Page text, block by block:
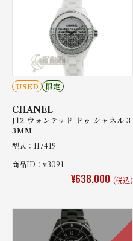
USED 限定
CHANEL
J12 ウォンテッド ドゥ シャネル 3
3MM
型式：H7419
商品ID：v3091
¥638,000 (税込)